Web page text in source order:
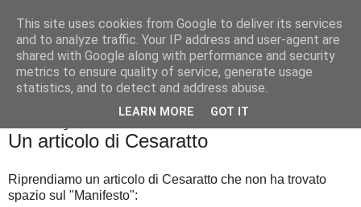
Badiale & Tringali
Un articolo di Cesaratto
Riprendiamo un articolo di Cesaratto che non ha trovato
spazio sul "Manifesto":
This site uses cookies from Google to deliver its services
and to analyze traffic. Your IP address and user-agent are
shared with Google along with performance and security
metrics to ensure quality of service, generate usage
statistics, and to detect and address abuse.
LEARN MORE GOT IT